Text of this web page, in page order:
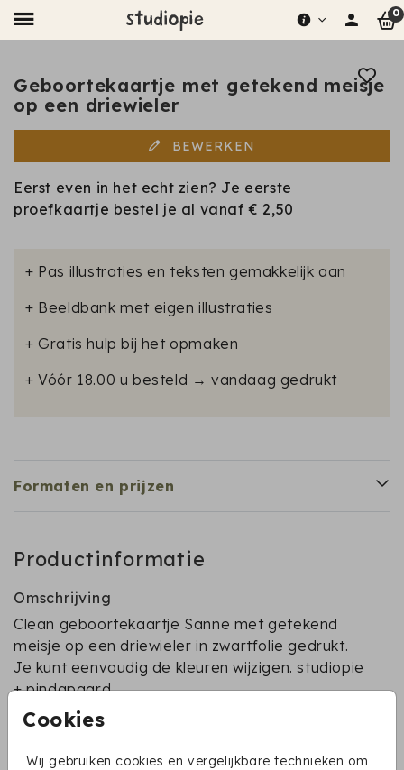
0
Cookies
Wij gebruiken cookies en vergelijkbare technieken om
Geboortekaartje met getekend meisje
op een driewieler
BEWERKEN
Eerst even in het echt zien? Je eerste
proefkaartje bestel je al vanaf€ 2,50
+ Pas illustraties en teksten gemakkelijk aan
+ Beeldbank met eigen illustraties
+ Gratis hulp bij het opmaken
+ Vóór 18.00 u besteld → vandaag gedrukt
Formaten en prijzen
Productinformatie
Omschrijving
Clean geboortekaartje Sanne met getekend
meisje op een driewieler in zwartfolie gedrukt.
Je kunt eenvoudig de kleuren wijzigen. studiopie
+ pindapaard
Pindapaard
Collectie